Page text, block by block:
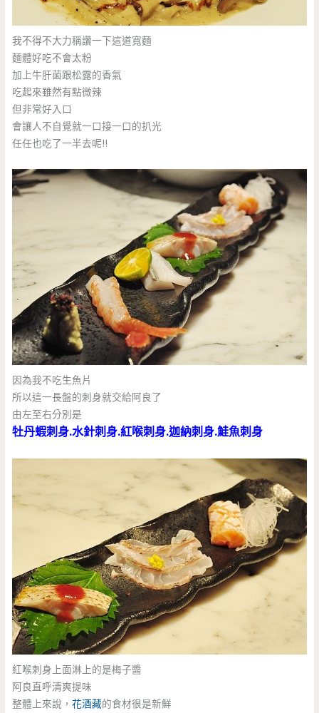
我不得不大力稱讚一下這道寬麵
麵體好吃不會太粉
加上牛肝菌跟松露的香氣
吃起來雖然有點微辣
但非常好入口
會讓人不自覺就一口接一口的扒光
任任也吃了一半去呢!!
因為我不吃生魚片
所以這一長盤的刺身就交給阿良了
由左至右分別是
牡丹蝦刺身.水針刺身.紅喉刺身.迦納刺身.鮭魚刺身
紅喉刺身上面淋上的是梅子醬
阿良直呼清爽提味
整體上來說，花酒藏的食材很是新鮮